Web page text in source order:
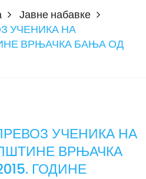
Јавне набавке
УЧЕНИКА НА
ВРЊАЧКА БАЊА ОД
УЧЕНИКА НА
ВРЊАЧКА
ГОДИНЕ